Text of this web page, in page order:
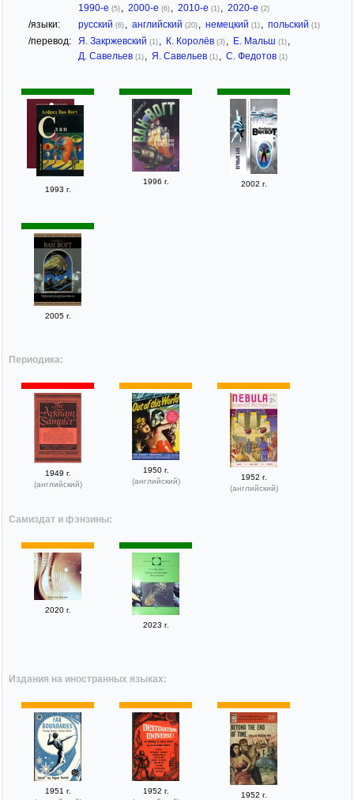
1990-е (5) , 2000-е (6) , 2010-е (1) , 2020-е (2)
/языки: русский (6) , английский (20) , немецкий (1) , польский (1)
/перевод: Я. Закржевский (1) , К. Королёв (3) , Е. Мальш (1) ,
Д. Савельев (1) , Я. Савельев (1) , С. Федотов (1)
1993 г.
1996 г. 2002 г.
2005 г.
Периодика:
1949 г.
(английский)
1950 г.
(английский)
1952 г.
(английский)
Самиздат и фэнзины:
2020 г.
2023 г.
Издания на иностранных языках:
1951 г.
1952 г.
1952 г.